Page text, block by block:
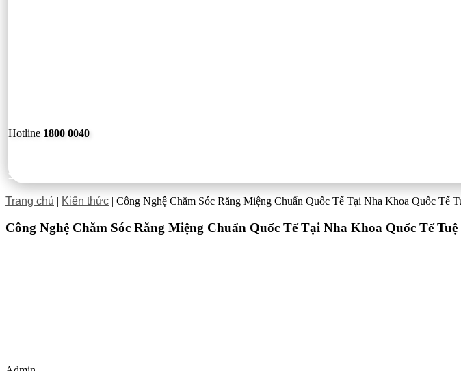
Hotline 1800 0040
Trang chủ | Kiến thức | Công Nghệ Chăm Sóc Răng Miệng Chuẩn Quốc Tế Tại Nha Khoa Quốc Tế
Công Nghệ Chăm Sóc Răng Miệng Chuẩn Quốc Tế Tại Nha Khoa Quốc Tế